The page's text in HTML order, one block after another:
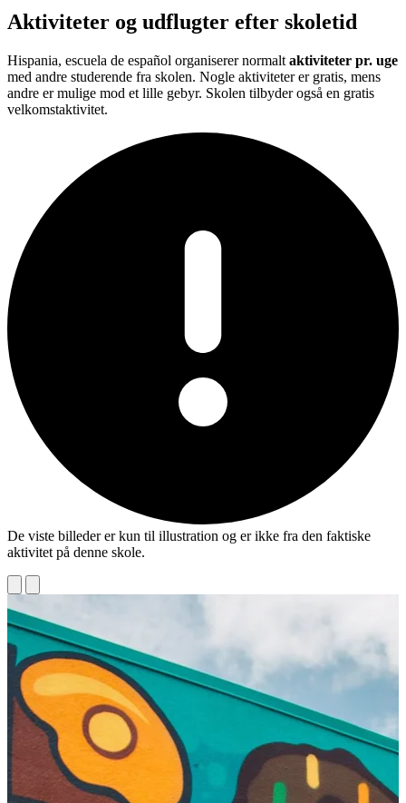
Aktiviteter og udflugter efter skoletid
Hispania, escuela de español organiserer normalt aktiviteter pr. uge
med andre studerende fra skolen. Nogle aktiviteter er gratis, mens
andre er mulige mod et lille gebyr. Skolen tilbyder også en gratis
velkomstaktivitet.
De viste billeder er kun til illustration og er ikke fra den faktiske
aktivitet på denne skole.